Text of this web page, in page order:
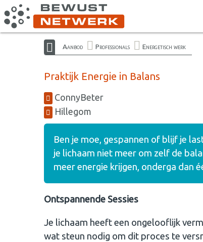
Aanbod Professionals Energetisch werk
Praktijk Energie in Balans
ConnyBeter
Hillegom
Ben je moe, gespannen of blijf je
je lichaam niet meer om zelf de
meer energie krijgen, onderga dan
Ontspannende Sessies
Je lichaam heeft een ongelooflijk
wat steun nodig om dit proces te